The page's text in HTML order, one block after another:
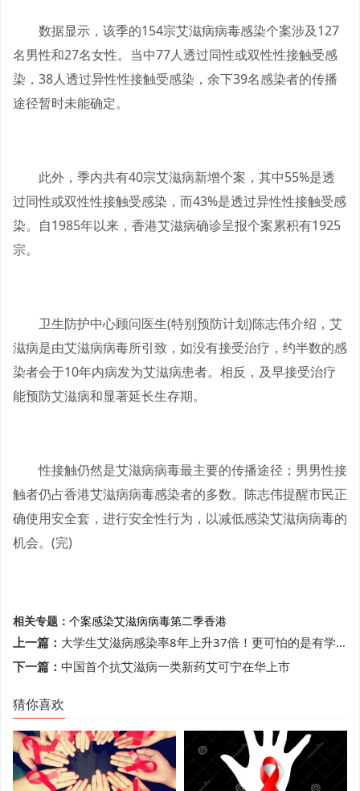
数据显示，该季的154宗艾滋病病毒感染个案涉及127
名男性和27名女性。当中77人透过同性或双性性接触受感
染，38人透过异性性接触受感染，余下39名感染者的传播
途径暂时未能确定。
此外，季内共有40宗艾滋病新增个案，其中55%是透
过同性或双性性接触受感染，而43%是透过异性性接触受感
染。自1985年以来，香港艾滋病确诊呈报个案累积有1925
宗。
卫生防护中心顾问医生(特别预防计划)陈志伟介绍，艾
滋病是由艾滋病病毒所引致，如没有接受治疗，约半数的感
染者会于10年内病发为艾滋病患者。相反，及早接受治疗
能预防艾滋病和显著延长生存期。
性接触仍然是艾滋病病毒最主要的传播途径；男男性接
触者仍占香港艾滋病病毒感染者的多数。陈志伟提醒市民正
确使用安全套，进行安全性行为，以减低感染艾滋病病毒的
机会。(完)
相关专题： 个案感染艾滋病病毒第二季香港
上一篇： 大学生艾滋病感染率8年上升37倍！更可怕的是有学生在恶意传播
下一篇： 中国首个抗艾滋病一类新药艾可宁在华上市
猜你喜欢